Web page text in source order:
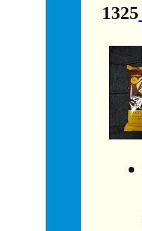
1325